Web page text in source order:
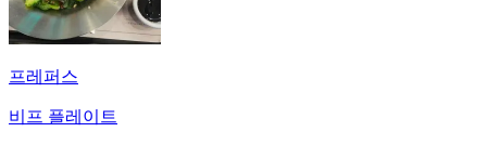
프레퍼스
비프 플레이트